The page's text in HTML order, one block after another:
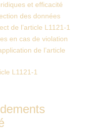
et efficacité
des données
de l’article L1121-1
en cas de violation
de l’article
L1121-1